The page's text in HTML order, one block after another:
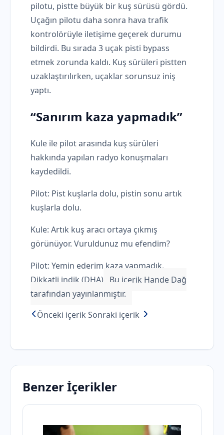
pilotu, pistte büyük bir kuş sürüsü gördü.
Uçağın pilotu daha sonra hava trafik
kontrolörüyle iletişime geçerek durumu
bildirdi. Bu sırada 3 uçak pisti bypass
etmek zorunda kaldı. Kuş sürüleri pistten
uzaklaştırılırken, uçaklar sorunsuz iniş
yaptı.
“Sanırım kaza yapmadık”
Kule ile pilot arasında kuş sürüleri
hakkında yapılan radyo konuşmaları
kaydedildi.
Pilot: Pist kuşlarla dolu, pistin sonu artık
kuşlarla dolu.
Kule: Artık kuş aracı ortaya çıkmış
görünüyor. Vuruldunuz mu efendim?
Pilot: Yemin ederim kaza yapmadık.
Dikkatli indik (DHA) Bu içerik Hande Dağ
tarafından yayınlanmıştır.
Önceki içerik Sonraki içerik
Benzer İçerikler